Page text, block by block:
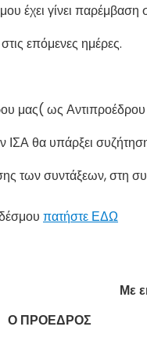
έχει γίνει
επόμενες ημέρες.
μας( ως Αντιπροέδρου
ΙΣΑ θα υπάρξει
των συντάξεων, στη
πατήστε ΕΔΩ
Με
Ο ΠΡΟΕΔΡΟΣ Ο